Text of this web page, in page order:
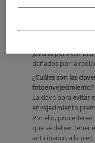
importantes, ya
fibras que forman
juvenil,pero
dañados por la
¿Cuáles son las
fotoenvejecimiento?
La clave para evitar
envejecimiento
Por ello,
que se deben tener
anticipados a la piel: